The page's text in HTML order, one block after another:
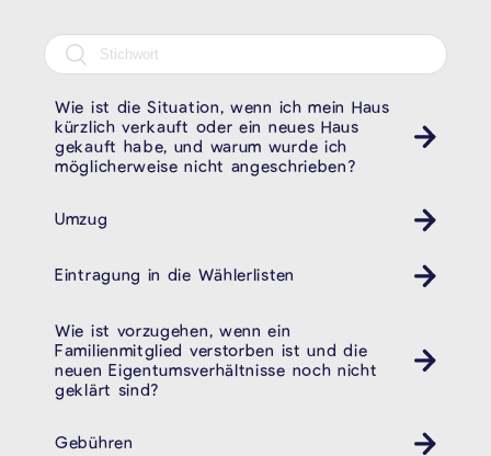
Wie ist die Situation, wenn ich mein Haus
kürzlich verkauft oder ein neues Haus
gekauft habe, und warum wurde ich
möglicherweise nicht angeschrieben?
Umzug
Eintragung in die Wählerlisten
Wie ist vorzugehen, wenn ein
Familienmitglied verstorben ist und die
neuen Eigentumsverhältnisse noch nicht
geklärt sind?
Gebühren